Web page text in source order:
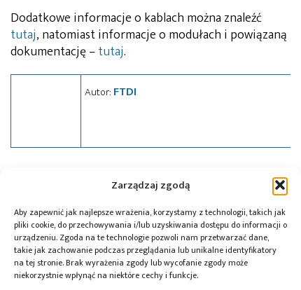
Zarządzaj zgodą
Aby zapewnić jak najlepsze wrażenia, korzystamy z technologii, takich jak
pliki cookie, do przechowywania i/lub uzyskiwania dostępu do informacji o
urządzeniu. Zgoda na te technologie pozwoli nam przetwarzać dane,
takie jak zachowanie podczas przeglądania lub unikalne identyfikatory
na tej stronie. Brak wyrażenia zgody lub wycofanie zgody może
niekorzystnie wpłynąć na niektóre cechy i funkcje.
Dodatkowe informacje o kablach można znaleźć
tutaj, natomiast informacje o modułach i powiązaną
dokumentację –tutaj.
Autor: FTDI
konwerter,news,UART
Przeczytaj również: